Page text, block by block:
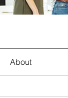
About